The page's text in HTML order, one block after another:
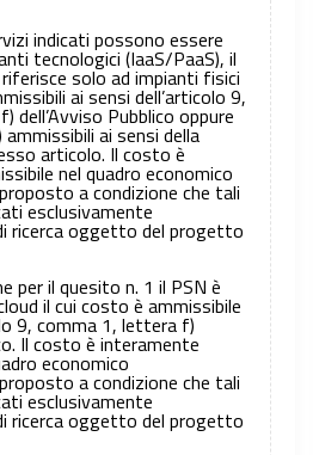
indicati possono essere
tecnologici (IaaS/PaaS), il
solo ad impianti fisici
ai sensi dell’articolo 9,
dell’Avviso Pubblico oppure
ai sensi della
articolo. Il costo è
nel quadro economico
a condizione che tali
esclusivamente
ricerca oggetto del progetto
per il quesito n. 1 il PSN è
il cui costo è ammissibile
9, comma 1, lettera f)
Il costo è interamente
economico
a condizione che tali
esclusivamente
ricerca oggetto del progetto